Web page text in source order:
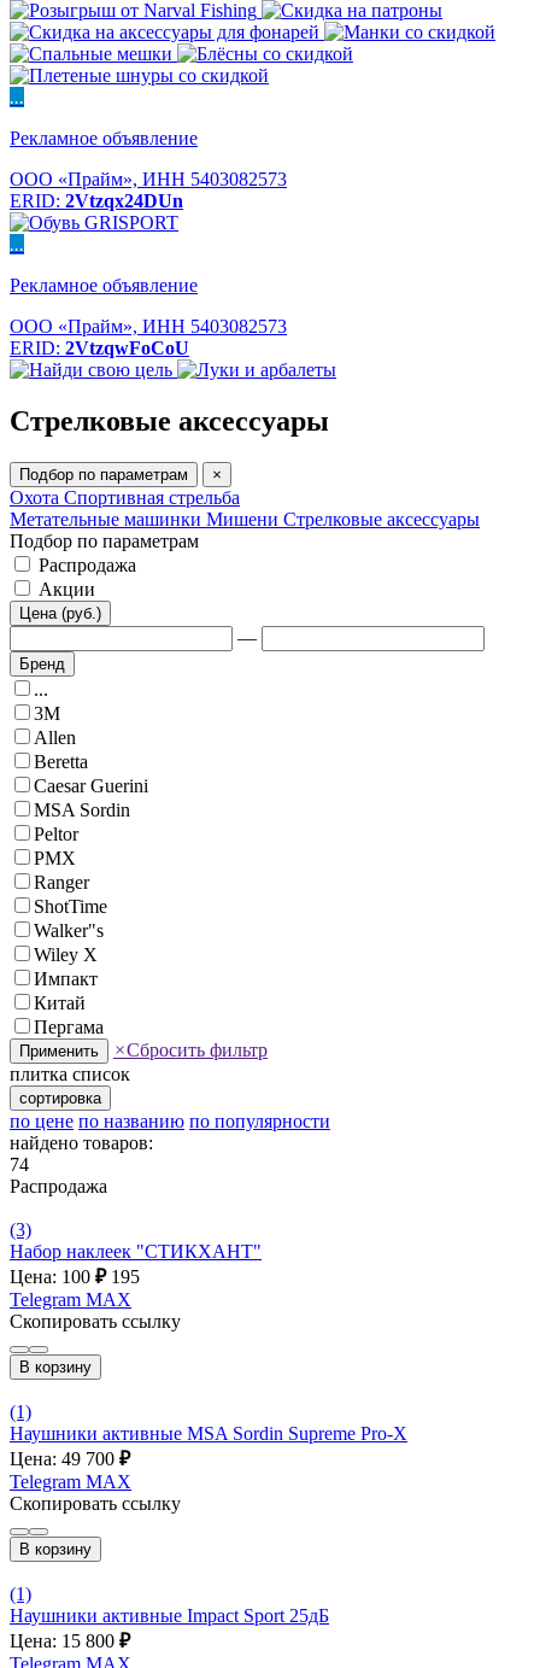
...
Рекламное объявление
ООО «Прайм», ИНН 5403082573
ERID: 2Vtzqx24DUn
...
Рекламное объявление
ООО «Прайм», ИНН 5403082573
ERID: 2VtzqwFoCoU
Стрелковые аксессуары
Подбор по параметрам ×
Охота Спортивная стрельба
Метательные машинки Мишени Стрелковые аксессуары
Подбор по параметрам
Распродажа
Акции
Цена (руб.)
—
Бренд
...
3M
Allen
Beretta
Caesar Guerini
MSA Sоrdin
Peltor
PMX
Ranger
ShotTime
Walker"s
Wiley X
Импакт
Китай
Пергама
Применить ×Сбросить фильтр
плитка список
сортировка
по цене по названию по популярности
найдено товаров:
74
Распродажа
(3)
Набор наклеек "СТИКХАНТ"
Цена: 100 ₽ 195
Telegram MAX
Скопировать ссылку
В корзину
(1)
Наушники активные MSA Sordin Supreme Pro-X
Цена: 49 700 ₽
Telegram MAX
Скопировать ссылку
В корзину
(1)
Наушники активные Impact Sport 25дБ
Цена: 15 800 ₽
Telegram MAX